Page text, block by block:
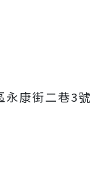
康街二巷3號